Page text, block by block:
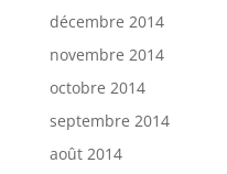
décembre 2014
novembre 2014
octobre 2014
septembre 2014
août 2014